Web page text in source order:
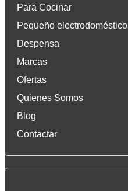
Para Cocinar
Pequeño electrodoméstico
Despensa
Marcas
Ofertas
Quienes Somos
Blog
Contactar